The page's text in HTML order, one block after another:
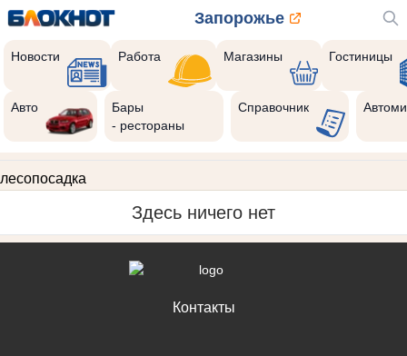
Запорожье
Новости Работа Магазины Гостиницы
Авто
Бары
- рестораны
Справочник
лесопосадка
Здесь ничего нет
Контакты